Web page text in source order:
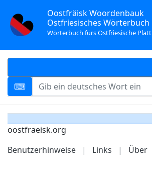
Oostfräisk Woordenbauk
Ostfriesisches Wörterbuch
Wörterbuch fürs Ostfriesische Platt
oostfraeisk.org
Benutzerhinweise
| Links | Über